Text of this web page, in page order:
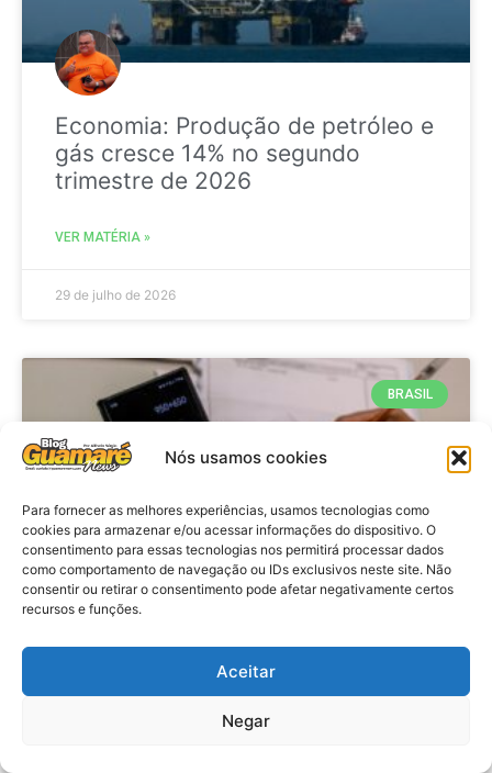
Nós usamos cookies
Para fornecer as melhores experiências, usamos tecnologias como
cookies para armazenar e/ou acessar informações do dispositivo. O
consentimento para essas tecnologias nos permitirá processar dados
como comportamento de navegação ou IDs exclusivos neste site. Não
consentir ou retirar o consentimento pode afetar negativamente certos
recursos e funções.
Aceitar
Negar
Economia: Produção de petróleo e
gás cresce 14% no segundo
trimestre de 2026
VER MATÉRIA »
29 de julho de 2026
BRASIL
Economia: Prazo de adesão ao
Programa Desenrola 2.0 é
prorrogado